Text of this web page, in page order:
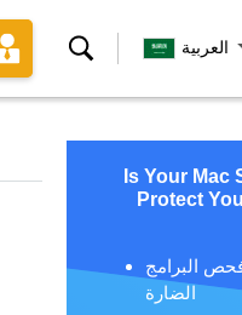
بحث العربية
Is Your Mac
Protect
البرامج
الضارة